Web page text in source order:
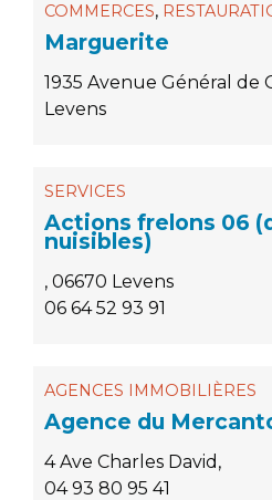
COMMERCES,
Marguerite
1935 Avenue Général de
Levens
SERVICES
Actions frelons 06
nuisibles)
, 06670 Levens
06 64 52 93 91
AGENCES IMMOBILIÈRES
Agence du
4 Ave Charles David,
04 93 80 95 41